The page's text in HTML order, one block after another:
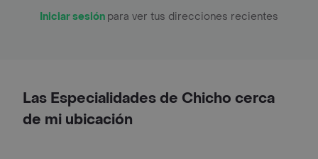
Iniciar sesión para ver tus direcciones recientes
Las Especialidades de Chicho cerca
de mi ubicación